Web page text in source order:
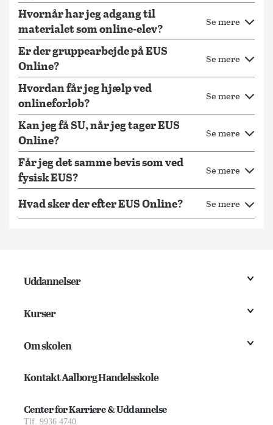
Hvornår har jeg adgang til
materialet som online-elev?
Se mere
Er der gruppearbejde på EUS
Online?
Se mere
Hvordan får jeg hjælp ved
onlineforløb?
Se mere
Kan jeg få SU, når jeg tager EUS
Online?
Se mere
Får jeg det samme bevis som ved
fysisk EUS?
Se mere
Hvad sker der efter EUS Online? Se mere
Uddannelser
Kurser
Om skolen
Kontakt Aalborg Handelsskole
Center for Karriere & Uddannelse
Tlf. 9936 4740